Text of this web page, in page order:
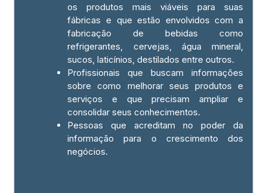
os produtos mais viáveis para suas
fábricas e que estão envolvidos com a
fabricação de bebidas como
refrigerantes, cervejas, água mineral,
sucos, laticínios, destilados entre outros.
Profissionais que buscam informações
sobre como melhorar seus produtos e
serviços e que precisam ampliar e
consolidar seus conhecimentos.
Pessoas que acreditam no poder da
informação para o crescimento dos
negócios.